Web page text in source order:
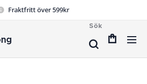
Fraktfritt över 599kr
Sök